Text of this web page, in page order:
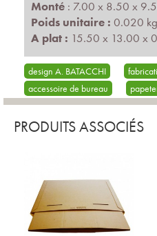
Monté : 7.00 x 8.50 x
Poids unitaire : 0.020 kg
A plat : 15.50 x 13.00 x
design A. BATACCHI
accessoire de bureau
PRODUITS ASSOCIÉS